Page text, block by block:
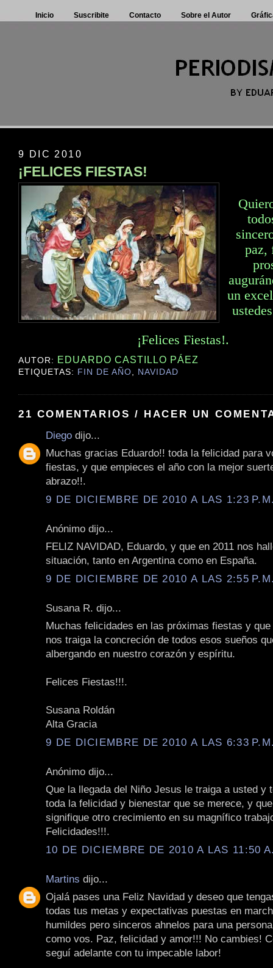
Inicio Suscribite Contacto Sobre el Autor
9 DIC 2010
¡FELICES FIESTAS!
paz,
un
¡Felices Fiestas!.
AUTOR: EDUARDO CASTILLO PÁEZ
ETIQUETAS: FIN DE AÑO, NAVIDAD
21 COMENTARIOS / HACER UN
Diego dijo...
Muchas gracias Eduardo!! toda la felicidad para
fiestas, y que empieces el año con la mejor
abrazo!!.
9 DE DICIEMBRE DE 2010 A LAS 1:23
Anónimo dijo...
FELIZ NAVIDAD, Eduardo, y que en 2011 nos
situación, tanto en Argentina como en España.
9 DE DICIEMBRE DE 2010 A LAS 2:55
Susana R. dijo...
Muchas felicidades en las próximas fiestas y
nos traiga la concreción de todos esos sueños
albergando en nuestro corazón y espíritu.
Felices Fiestas!!!.
Susana Roldán
Alta Gracia
9 DE DICIEMBRE DE 2010 A LAS 6:33
Anónimo dijo...
Que la llegada del Niño Jesus le traiga a usted y
toda la felicidad y bienestar que se merece, y
signifique otro crecimiento en su magnífico
Felicidades!!!.
10 DE DICIEMBRE DE 2010 A LAS 11:50
Martins dijo...
Ojalá pases una Feliz Navidad y deseo que
todas tus metas y expectativas puestas en
humildes pero sinceros ahnelos para una
como vos. Paz, felicidad y amor!!! No cambies!
seguí adelante con tu impecable labor!